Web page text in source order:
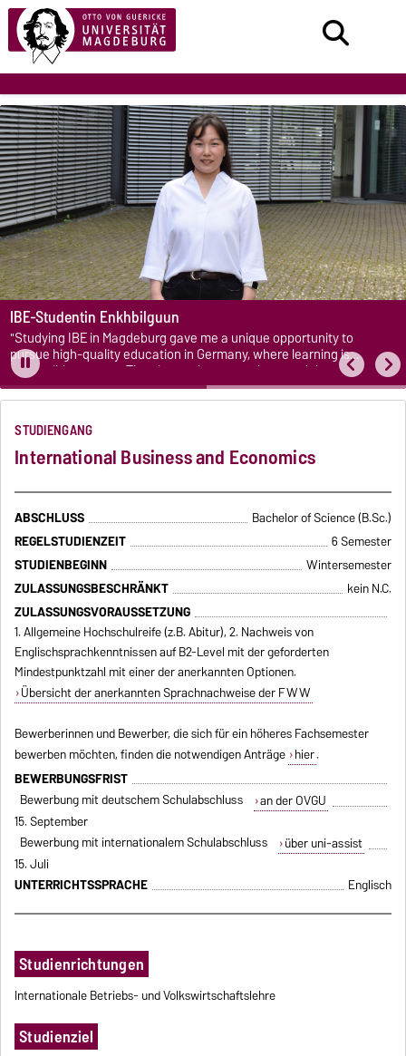
IBE-Studentin Enkhbilguun
"Studying IBE in Magdeburg gave me a unique opportunity to
pursue high-quality education in Germany, where learning is
accessible to many. The city’s calm atmosphere and the
university’s supportive environment made it an ideal place to focus
on my studies."
STUDIENGANG
International Business and Economics
ABSCHLUSS
Bachelor of Science (B.Sc.)
REGELSTUDIENZEIT
6 Semester
STUDIENBEGINN
Wintersemester
ZULASSUNGSBESCHRÄNKT
kein N.C.
ZULASSUNGSVORAUSSETZUNG
1. Allgemeine Hochschulreife (z.B. Abitur), 2. Nachweis von
Englischsprachkenntnissen auf B2-Level mit der geforderten
Mindestpunktzahl mit einer der anerkannten Optionen.
Übersicht der anerkannten Sprachnachweise der FWW
Bewerberinnen und Bewerber, die sich für ein höheres Fachsemester
bewerben möchten, finden die notwendigen Anträge hier.
BEWERBUNGSFRIST
Bewerbung mit deutschem Schulabschluss
an der OVGU
15. September
Bewerbung mit internationalem Schulabschluss
über uni-assist
15. Juli
UNTERRICHTSSPRACHE
Englisch
Studienrichtungen
Internationale Betriebs- und Volkswirtschaftslehre
Studienziel